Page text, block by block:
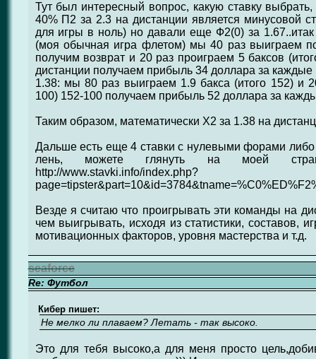
Тут был интересный вопрос, какую ставку
40% П2 за 2.3 на дистанции является минусовой
для игры в ноль) но давали еще Ф2(0) за
(моя обычная игра флетом) мы 40 раз выиграем
получим возврат и 20 раз проиграем 5 баксов
дистанции получаем прибыль 34 доллара за каждые
1.38: мы 80 раз выиграем 1.9 бакса (итого 152) и
100) 152-100 получаем прибыль 52 доллара за
Таким образом, математически Х2 за 1.38 на
Дальше есть еще 4 ставки с нулевыми форами либо
лень, можете глянуть на моей
http://www.stavki.info/index.php?
Везде я считаю что проигрывать эти команды на
чем выигрывать, исходя из статистики, составов,
мотивационных факторов, уровня мастерства и т.д.
seaforce
Re: Футбол
Кибер пишет:
Не мелко ли плаваем? Летать - так высоко.
Это для тебя высоко,а для меня просто